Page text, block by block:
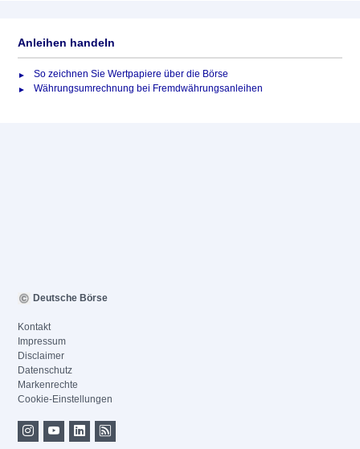
Anleihen handeln
So zeichnen Sie Wertpapiere über die Börse
Währungsumrechnung bei Fremdwährungsanleihen
Deutsche Börse
Kontakt
Impressum
Disclaimer
Datenschutz
Markenrechte
Cookie-Einstellungen